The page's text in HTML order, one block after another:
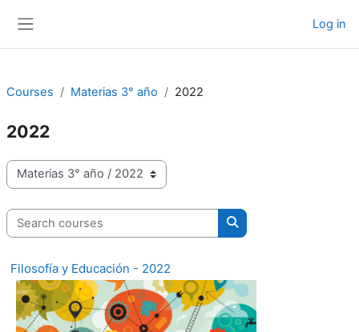
Log in
Courses Materias 3° año 2022
2022
Course categories
Search courses
Search courses
Filosofía y Educación - 2022